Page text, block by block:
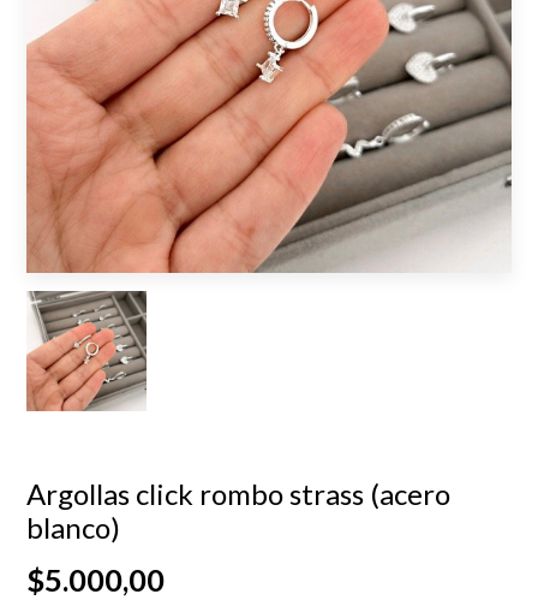
Argollas click rombo strass (acero
blanco)
$5.000,00